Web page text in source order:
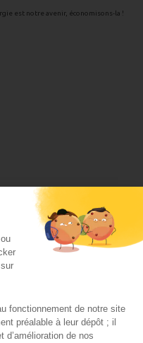
fonctionnement de notre site
préalable à leur dépôt ; il
d’amélioration de nos
est notre avenir, économisons-la !